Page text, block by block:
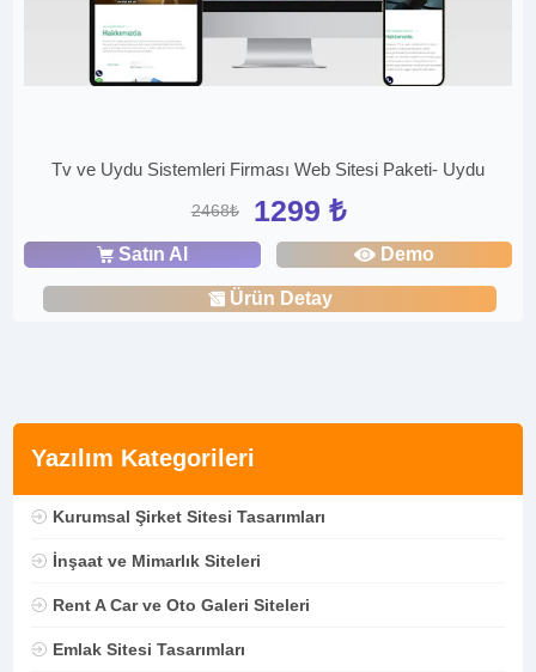
Yazılım Kategorileri
Kurumsal Şirket Sitesi Tasarımları
İnşaat ve Mimarlık Siteleri
Rent A Car ve Oto Galeri Siteleri
Emlak Sitesi Tasarımları
Tv ve Uydu Sistemleri Firması Web Sitesi Paketi- Uydu
2468₺ 1299 ₺
Satın Al Demo
Ürün Detay